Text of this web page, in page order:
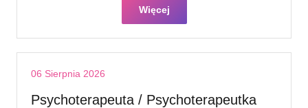
Więcej
06 Sierpnia 2026
Psychoterapeuta / Psychoterapeutka